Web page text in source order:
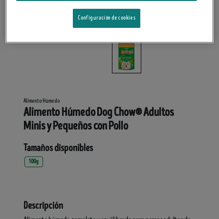
Alimento Húmedo
Alimento Húmedo Dog Chow® Adultos
Minis y Pequeños con Pollo
Tamaños disponibles
100g
Descripción
Configuración de cookies